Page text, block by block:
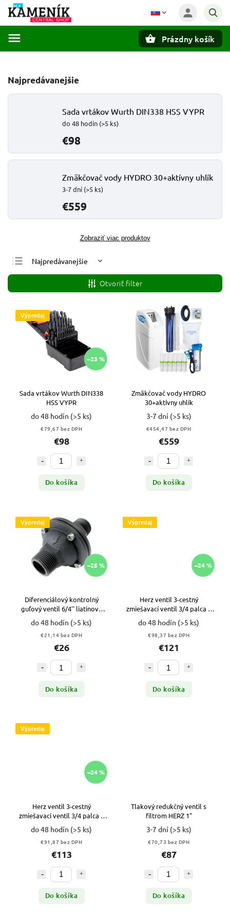
Prázdny košík
Najpredávanejšie
Sada vrtákov Wurth DIN338 HSS VYPR
do 48 hodín (>5 ks)
€98
Zmäkčovač vody HYDRO 30+aktívny uhlík
3-7 dní (>5 ks)
€559
Zobraziť viac produktov
Najpredávanejšie
Najlacnejšie
Najdrahšie
Abecedne
Otvoriť filter
Výpredaj
–23 %
Sada vrtákov Wurth DIN338
HSS VYPR
do 48 hodín (>5 ks)
€79,67 bez DPH
€98
Do košíka
Zmäkčovač vody HYDRO
30+aktívny uhlík
3-7 dní (>5 ks)
€454,47 bez DPH
€559
Do košíka
Výpredaj
–25 %
Diferenciálový kontrolný
guľový ventil 6/4'' liatinový
VYPR
do 48 hodín (>5 ks)
€21,14 bez DPH
€26
Do košíka
Výpredaj
–24 %
Herz ventil 3-cestný
zmiešavací ventil 3/4 palca +
servopohon VYPR
do 48 hodín (>5 ks)
€98,37 bez DPH
€121
Do košíka
Výpredaj
–24 %
Herz ventil 3-cestný
zmiešavací ventil 3/4 palca +
servopohon VYPR
do 48 hodín (>5 ks)
€91,87 bez DPH
€113
Do košíka
Tlakový redukčný ventil s
filtrom HERZ 1"
3-7 dní (>5 ks)
€70,73 bez DPH
€87
Do košíka